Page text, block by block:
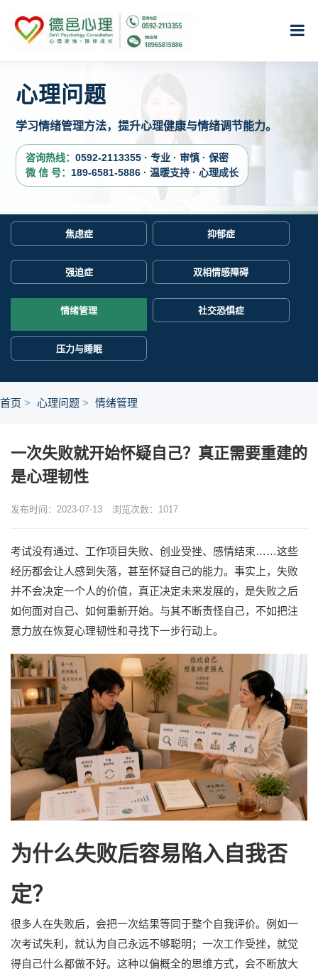
心理问题
学习情绪管理方法，提升心理健康与情绪调节能力。
咨询热线： 0592-2113355 · 专业 · 审慎 · 保密
微 信 号： 189-6581-5886 · 温暖支持 · 心理成长
焦虑症 抑郁症
强迫症 双相情感障碍
情绪管理 社交恐惧症
压力与睡眠
首页 心理问题 情绪管理
一次失败就开始怀疑自己？真正需要重建的
是心理韧性
发布时间：2023-07-13 浏览次数： 1017
考试没有通过、工作项目失败、创业受挫、感情结束……这些
经历都会让人感到失落，甚至怀疑自己的能力。事实上，失败
并不会决定一个人的价值，真正决定未来发展的，是失败之后
如何面对自己、如何重新开始。与其不断责怪自己，不如把注
意力放在恢复心理韧性和寻找下一步行动上。
为什么失败后容易陷入自我否
定？
很多人在失败后，会把一次结果等同于整个自我评价。例如一
次考试失利，就认为自己永远不够聪明；一次工作受挫，就觉
得自己什么都做不好。这种以偏概全的思维方式，会不断放大